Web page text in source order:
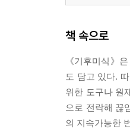
책 속으로
《기후미식》
도 담고 있다.
위한 도구나 원
으로 전락해 끊
의 지속가능한